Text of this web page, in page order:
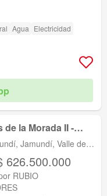
Agua Electricidad
de la Morada II -
Jamundí, Valle del
626.500.000
RUBIO